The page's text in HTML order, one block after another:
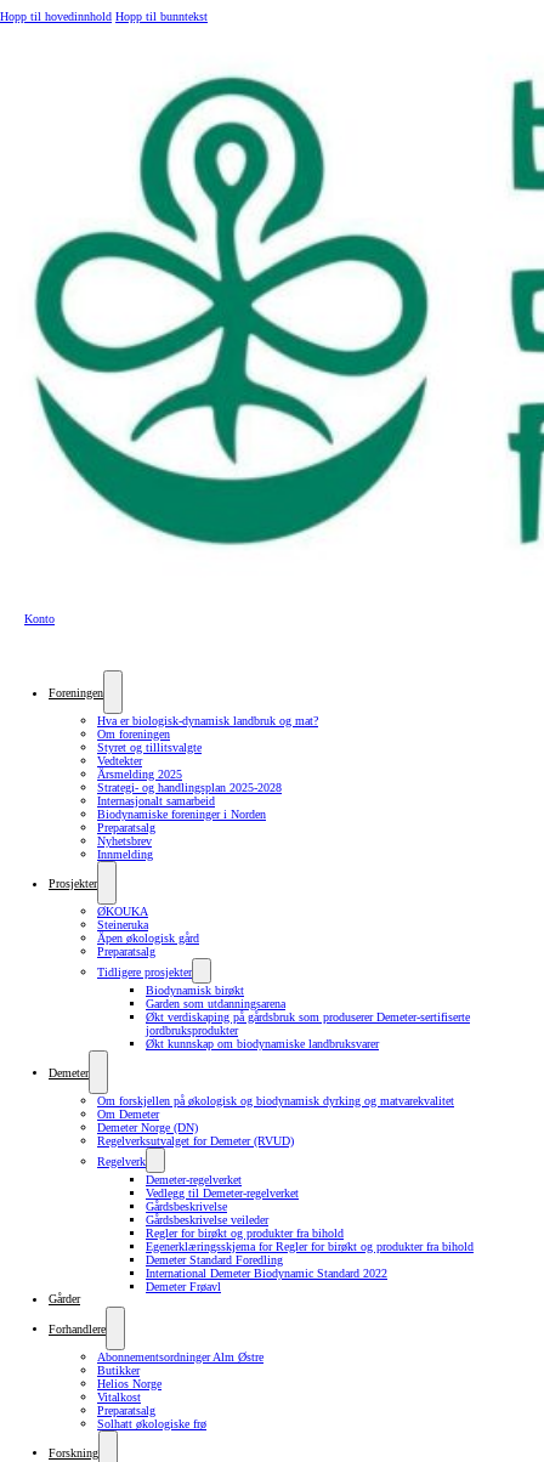
Hopp til hovedinnhold Hopp til bunntekst
Konto
Foreningen
Hva er biologisk-dynamisk landbruk og mat?
Om foreningen
Styret og tillitsvalgte
Vedtekter
Årsmelding 2025
Strategi- og handlingsplan 2025-2028
Internasjonalt samarbeid
Biodynamiske foreninger i Norden
Preparatsalg
Nyhetsbrev
Innmelding
Prosjekter
ØKOUKA
Steineruka
Åpen økologisk gård
Preparatsalg
Tidligere prosjekter
Biodynamisk birøkt
Garden som utdanningsarena
Økt verdiskaping på gårdsbruk som produserer Demeter-sertifiserte
jordbruksprodukter
Økt kunnskap om biodynamiske landbruksvarer
Demeter
Om forskjellen på økologisk og biodynamisk dyrking og matvarekvalitet
Om Demeter
Demeter Norge (DN)
Regelverksutvalget for Demeter (RVUD)
Regelverk
Demeter-regelverket
Vedlegg til Demeter-regelverket
Gårdsbeskrivelse
Gårdsbeskrivelse veileder
Regler for birøkt og produkter fra bihold
Egenerklæringsskjema for Regler for birøkt og produkter fra bihold
Demeter Standard Foredling
International Demeter Biodynamic Standard 2022
Demeter Frøavl
Gårder
Forhandlere
Abonnementsordninger Alm Østre
Butikker
Helios Norge
Vitalkost
Preparatsalg
Solhatt økologiske frø
Forskning